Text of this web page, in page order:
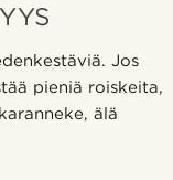
Jos
pieniä roiskeita,
älä